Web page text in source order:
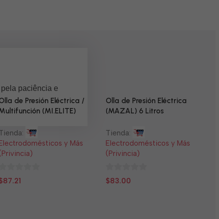
de Presión Eléctrica /
(MI.ELITE)
y Más
87.21
Olla de Presión Eléctrica
(MAZAL) 6 Litros
Tienda:
Electrodomésticos y Más
(Privincia)
0
$83.00
paciência e